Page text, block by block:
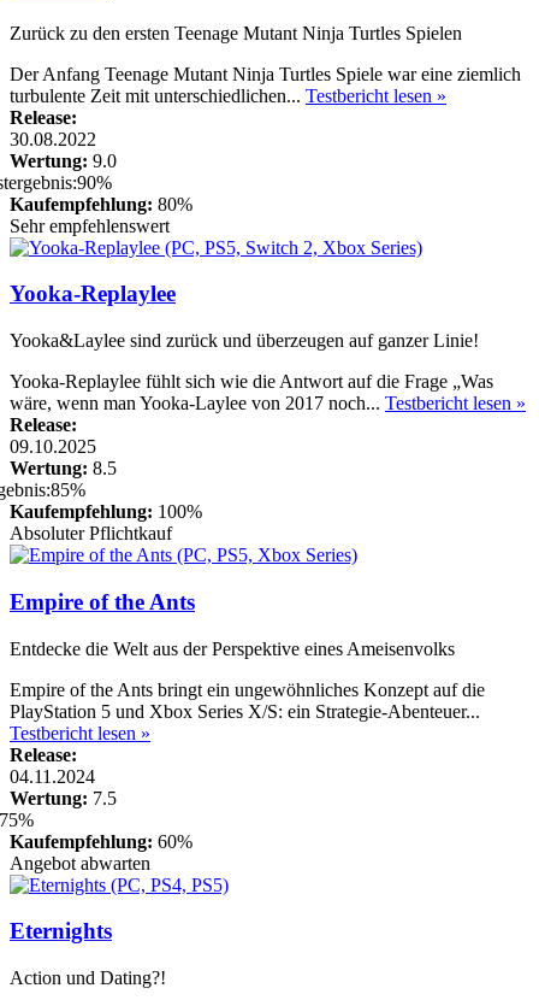
Zurück zu den ersten Teenage Mutant Ninja Turtles Spielen
Der Anfang Teenage Mutant Ninja Turtles Spiele war eine ziemlich
turbulente Zeit mit unterschiedlichen... Testbericht lesen »
Release:
30.08.2022
Wertung: 9.0
Kaufempfehlung: 80%
Sehr empfehlenswert
Yooka-Replaylee
Yooka&Laylee sind zurück und überzeugen auf ganzer Linie!
Yooka-Replaylee fühlt sich wie die Antwort auf die Frage „Was
wäre, wenn man Yooka-Laylee von 2017 noch... Testbericht lesen »
Release:
09.10.2025
Wertung: 8.5
Kaufempfehlung: 100%
Absoluter Pflichtkauf
Empire of the Ants
Entdecke die Welt aus der Perspektive eines Ameisenvolks
Empire of the Ants bringt ein ungewöhnliches Konzept auf die
PlayStation 5 und Xbox Series X/S: ein Strategie-Abenteuer...
Testbericht lesen »
Release:
04.11.2024
Wertung: 7.5
Kaufempfehlung: 60%
Angebot abwarten
Eternights
Action und Dating?!